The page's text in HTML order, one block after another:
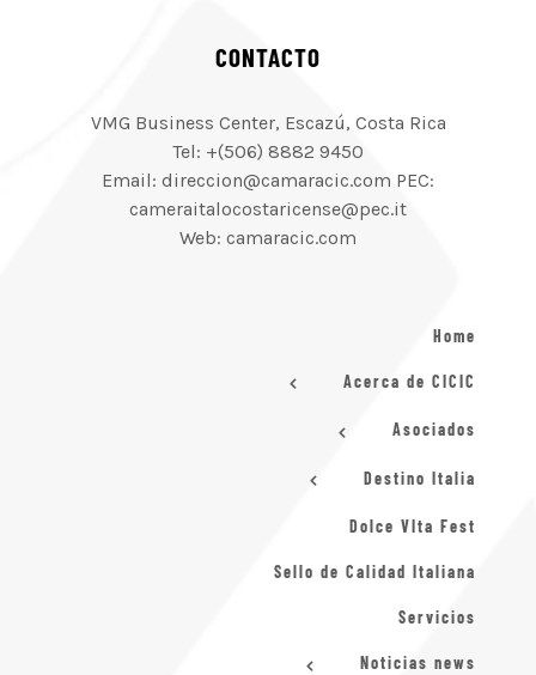
CONTACTO
VMG Business Center, Escazú, Costa Rica
Tel: +(506) 8882 9450
Email: direccion@camaracic.com PEC:
cameraitalocostaricense@pec.it
Web: camaracic.com
Home
Acerca de CICIC
Asociados
Destino Italia
Dolce VIta Fest
Sello de Calidad Italiana
Servicios
Noticias news